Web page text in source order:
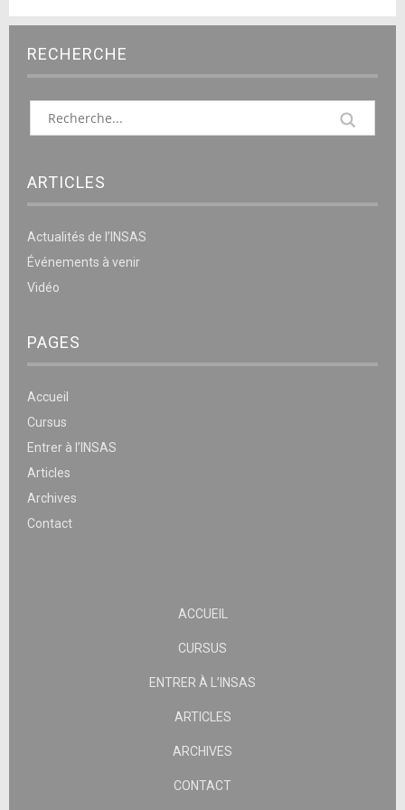
RECHERCHE
ARTICLES
Actualités de l’INSAS
Événements à venir
Vidéo
PAGES
Accueil
Cursus
Entrer à l’INSAS
Articles
Archives
Contact
ACCUEIL
CURSUS
ENTRER À L’INSAS
ARTICLES
ARCHIVES
CONTACT